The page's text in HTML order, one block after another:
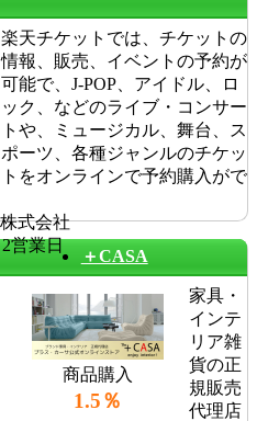
楽天チケットでは、チケットの
情報、販売、イベントの予約が
可能で、J-POP、アイドル、ロ
ック、などのライブ・コンサー
トや、ミュージカル、舞台、ス
ポーツ、各種ジャンルのチケッ
トをオンラインで予約購入がで
式会社
2営業日
＋CASA
商品購入
1.5％
家具・
インテ
リア雑
貨の正
規販売
代理店